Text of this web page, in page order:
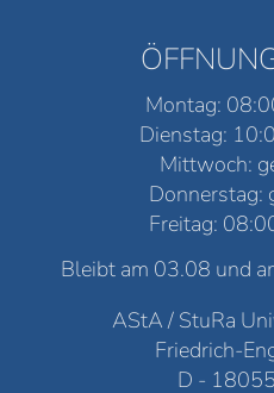
Montag:
Dienstag:
Mittwoch:
Donnerstag:
Freitag:
Bleibt am 03.08 und
AStA / StuRa
Friedrich-
D -